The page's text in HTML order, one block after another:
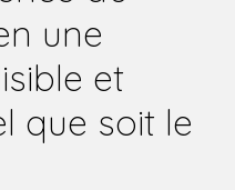
une
et
que soit le